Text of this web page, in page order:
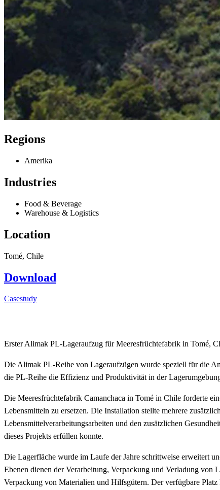
Regions
Amerika
Industries
Food & Beverage
Warehouse & Logistics
Location
Tomé, Chile
Download
Casestudy
Erster Alimak PL-Lageraufzug für Meeresfrüchtefabrik in Tomé,
Die Alimak PL-Reihe von Lageraufzügen wurde speziell für die
die PL-Reihe die Effizienz und Produktivität in der
Die Meeresfrüchtefabrik Camanchaca in Tomé in Chile forderte
Lebensmitteln zu ersetzen. Die Installation stellte mehrere
Lebensmittelverarbeitungsarbeiten und den zusätzlichen
dieses Projekts erfüllen konnte.
Die Lagerfläche wurde im Laufe der Jahre schrittweise erweitert
Ebenen dienen der Verarbeitung, Verpackung und Verladung von
Verpackung von Materialien und Hilfsgütern. Der verfügbare